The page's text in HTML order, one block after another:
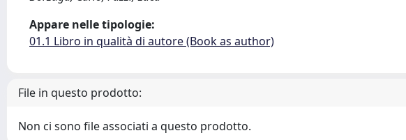
Appare nelle tipologie:
01.1 Libro in qualità di autore (Book as author)
File in questo prodotto:
Non ci sono file associati a questo prodotto.